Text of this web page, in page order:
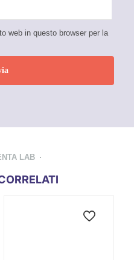
web in questo browser per la
LAB